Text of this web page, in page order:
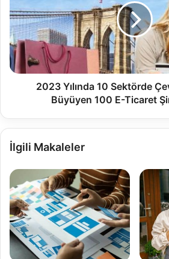
2023 Yılında 10 Sektörde
Büyüyen 100 E-Ticaret
İlgili Makaleler